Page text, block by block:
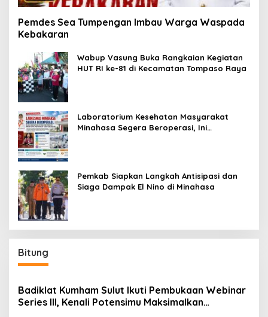
Pemdes Sea Tumpengan Imbau Warga Waspada
Kebakaran
Wabup Vasung Buka Rangkaian Kegiatan
HUT RI ke-81 di Kecamatan Tompaso Raya
Laboratorium Kesehatan Masyarakat
Minahasa Segera Beroperasi, Ini
Pemkab Siapkan Langkah Antisipasi dan
Siaga Dampak El Nino di Minahasa
Bitung
Badiklat Kumham Sulut Ikuti Pembukaan Webinar
Series III, Kenali Potensimu Maksimalkan